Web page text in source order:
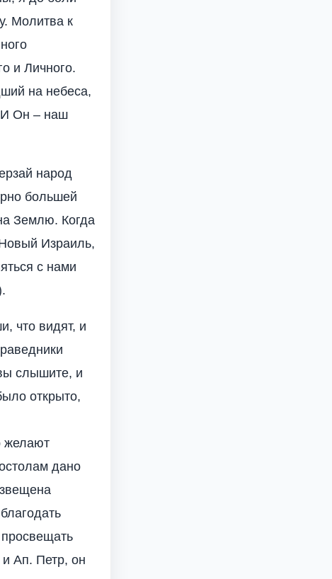
Молитва к
и Личного.
на небеса,
И Он – наш
народ
большей
Землю. Когда
Израиль,
с нами
что видят, и
слышите, и
открыто,
желают
дано
и Ап. Петр, он